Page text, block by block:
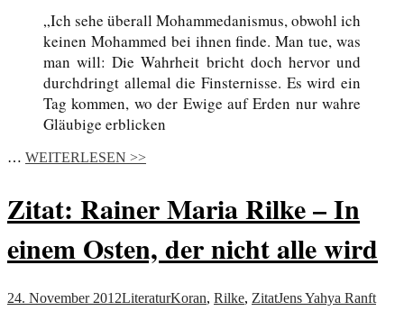
„Ich sehe überall Mohammedanismus, obwohl ich
keinen Mohammed bei ihnen finde. Man tue, was
man will: Die Wahrheit bricht doch hervor und
durchdringt allemal die Finsternisse. Es wird ein
Tag kommen, wo der Ewige auf Erden nur wahre
Gläubige erblicken
… WEITERLESEN >>
Zitat: Rainer Maria Rilke – In
einem Osten, der nicht alle wird
24. November 2012LiteraturKoran, Rilke, ZitatJens Yahya Ranft